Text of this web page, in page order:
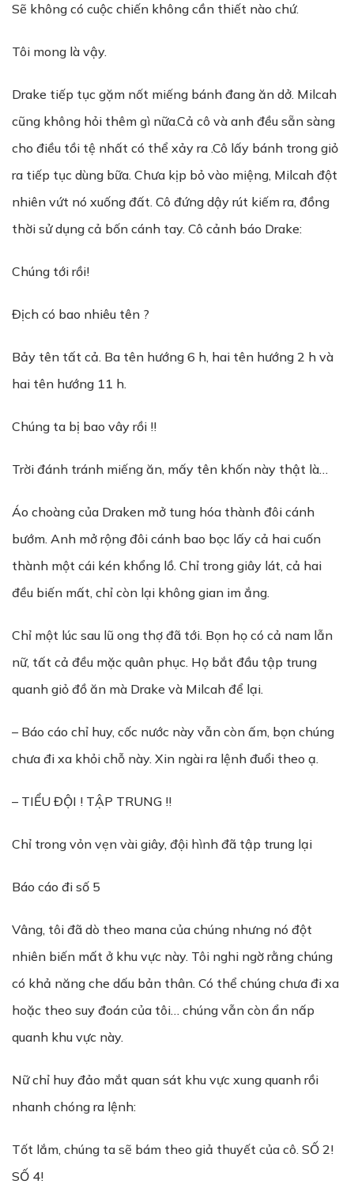
Sẽ không có cuộc chiến không cần thiết nào chứ.
Tôi mong là vậy.
Drake tiếp tục gặm nốt miếng bánh đang ăn dở. Milcah
cũng không hỏi thêm gì nữa.Cả cô và anh đều sẵn sàng
cho điều tồi tệ nhất có thể xảy ra .Cô lấy bánh trong giỏ
ra tiếp tục dùng bữa. Chưa kịp bỏ vào miệng, Milcah đột
nhiên vứt nó xuống đất. Cô đứng dậy rút kiếm ra, đồng
thời sử dụng cả bốn cánh tay. Cô cảnh báo Drake:
Chúng tới rồi!
Địch có bao nhiêu tên ?
Bảy tên tất cả. Ba tên hướng 6 h, hai tên hướng 2 h và
hai tên hướng 11 h.
Chúng ta bị bao vây rồi !!
Trời đánh tránh miếng ăn, mấy tên khốn này thật là…
Áo choàng của Draken mở tung hóa thành đôi cánh
bướm. Anh mở rộng đôi cánh bao bọc lấy cả hai cuốn
thành một cái kén khổng lồ. Chỉ trong giây lát, cả hai
đều biến mất, chỉ còn lại không gian im ắng.
Chỉ một lúc sau lũ ong thợ đã tới. Bọn họ có cả nam lẫn
nữ, tất cả đều mặc quân phục. Họ bắt đầu tập trung
quanh giỏ đồ ăn mà Drake và Milcah để lại.
– Báo cáo chỉ huy, cốc nước này vẫn còn ấm, bọn chúng
chưa đi xa khỏi chỗ này. Xin ngài ra lệnh đuổi theo ạ.
– TIỂU ĐỘI ! TẬP TRUNG !!
Chỉ trong vỏn vẹn vài giây, đội hình đã tập trung lại
Báo cáo đi số 5
Vâng, tôi đã dò theo mana của chúng nhưng nó đột
nhiên biến mất ở khu vực này. Tôi nghi ngờ rằng chúng
có khả năng che dấu bản thân. Có thể chúng chưa đi xa
hoặc theo suy đoán của tôi… chúng vẫn còn ẩn nấp
quanh khu vực này.
Nữ chỉ huy đảo mắt quan sát khu vực xung quanh rồi
nhanh chóng ra lệnh:
Tốt lắm, chúng ta sẽ bám theo giả thuyết của cô. SỐ 2!
SỐ 4!